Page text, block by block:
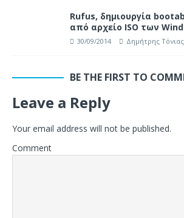
Rufus, δημιουργία
από αρχείο ISO των
30/09/2014 Δημήτρης Τόνιας
BE THE FIRST TO
Leave a Reply
Your email address will not be published.
Comment